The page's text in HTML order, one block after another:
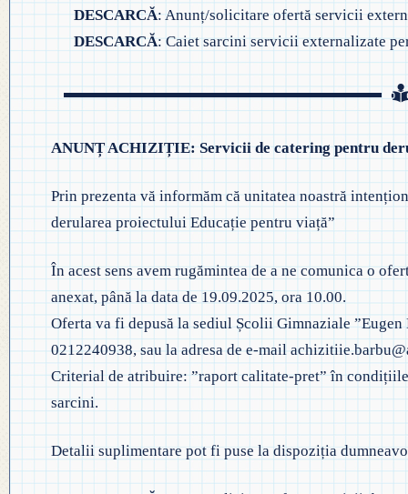
DESCARCĂ: Anunț/solicitare ofertă servicii
DESCARCĂ: Caiet sarcini servicii externalizate
ANUNȚ ACHIZIȚIE: Servicii de catering pentru
Prin prezenta vă informăm că unitatea noastră
derularea proiectului Educație pentru viață”
În acest sens avem rugămintea de a ne comunica o
anexat, până la data de 19.09.2025, ora 10.00.
Oferta va fi depusă la sediul Școlii Gimnaziale
0212240938, sau la adresa de e-mail
Criterial de atribuire: ”raport calitate-pret” în
sarcini.
Detalii suplimentare pot fi puse la dispoziția